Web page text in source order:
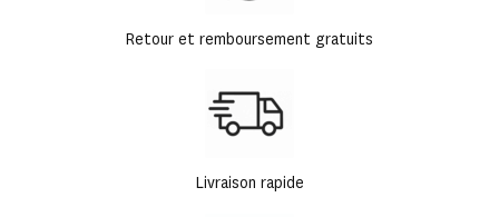
Retour et remboursement gratuits
Livraison rapide